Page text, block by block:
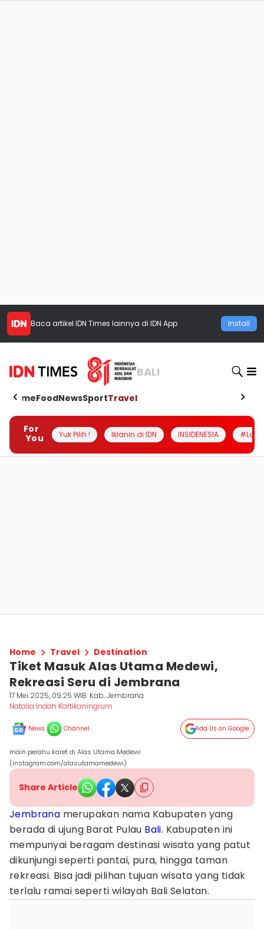
Baca artikel IDN Times lainnya di IDN App Install
BALI
HomeFoodNewsSportTravel
For
You
Yuk Pilih ! Iklanin di IDN INSIDENESIA
Home Travel Destination
Tiket Masuk Alas Utama Medewi,
Rekreasi Seru di Jembrana
17 Mei 2025, 09:25 WIB Kab. Jembrana
Natalia Indah Kartikaningrum
News Channel Add Us on Google
main perahu karet di Alas Utama Medewi
(instagram.com/alasutamamedewi)
Share Article
Jembrana merupakan nama Kabupaten yang
berada di ujung Barat Pulau Bali. Kabupaten ini
mempunyai beragam destinasi wisata yang patut
dikunjungi seperti pantai, pura, hingga taman
rekreasi. Bisa jadi pilihan tujuan wisata yang tidak
terlalu ramai seperti wilayah Bali Selatan.